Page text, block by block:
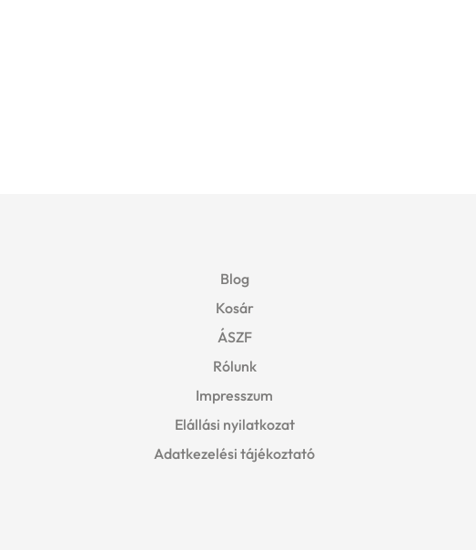
Blog
Kosár
ÁSZF
Rólunk
Impresszum
Elállási nyilatkozat
Adatkezelési tájékoztató